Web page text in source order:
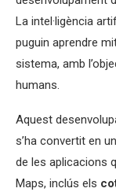
La intel·ligència
puguin aprendre
sistema, amb
humans.
Aquest
s’ha convertit en
de les aplicacions
Maps, inclús els